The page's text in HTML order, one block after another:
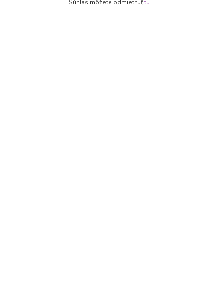
Súhlas môžete odmietnuťtu.